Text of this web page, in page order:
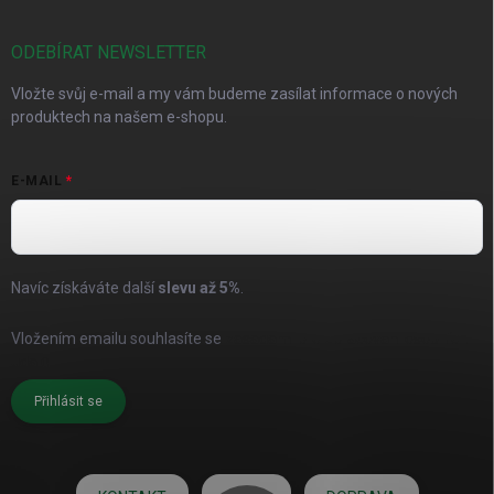
ODEBÍRAT NEWSLETTER
Vložte svůj e-mail a my vám budeme zasílat informace o nových
produktech na našem e-shopu.
E-MAIL
Navíc získáváte další slevu až5%.
Vložením emailu souhlasíte se
Přihlásit se